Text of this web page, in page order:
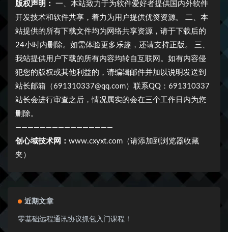
版权声明：
一、本站致力于为软件爱好者提供国内外软件
开发技术和软件共享，着力为用户提供优资资源。 二、本
站提供的所有下载文件均为网络共享资源，请于下载后的
24小时内删除。如需体验更多乐趣，还请支持正版。 三、
我站提供用户下载的所有内容均转自互联网。如有内容侵
犯您的版权或其他利益的，请编辑邮件并加以说明发送到
站长邮箱（691310337@qq.com）联系QQ：691310337
站长会进行审查之后，情况属实的会在三个工作日内为您
删除。
————————————————
创心域技术网： www.cxyxt.com（请添加到浏览器收藏
夹）
近期文章
零基础远程通讯协议抓包入门课程！